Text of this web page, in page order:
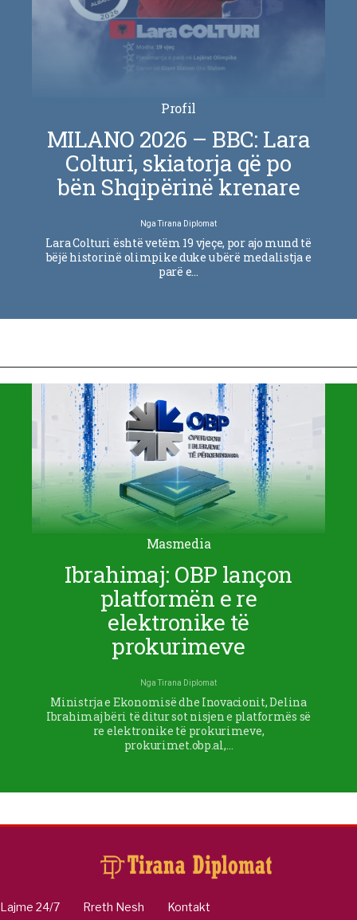
Profil
MILANO 2026 – BBC: Lara
Colturi, skiatorja që po
bën Shqipërinë krenare
NgaTirana Diplomat
Lara Colturi është vetëm 19 vjeçe, por ajo mund të
bëjë historinë olimpike duke u bërë medalistja e
parë e…
Masmedia
Ibrahimaj: OBP lançon
platformën e re
elektronike të
prokurimeve
NgaTirana Diplomat
Ministrja e Ekonomisë dhe Inovacionit, Delina
Ibrahimaj bëri të ditur sot nisjen e platformës së
re elektronike të prokurimeve,
prokurimet.obp.al,…
Lajme 24/7 Rreth Nesh Kontakt